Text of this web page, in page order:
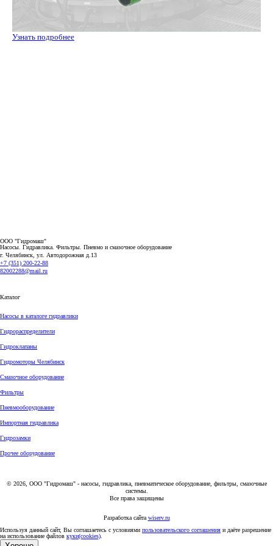
Узнать подробнее
ООО "Гидромаш"
Насосы. Гидравлика. Фильтры. Пневмо и смазочное оборудование
г. Челябинск, ул. Автодорожная д.13
+7 (351) 200-22-88
82002288@mail.ru
Каталог
Насосы в каталоге гидравлики
Гидрораспределители
Гидроклапаны
Гидромоторы Челябинск
Смазочное оборудование
Фильтры
Пневмооборудование
Импортная гидравлика
Гидрозамки
Прочее оборудование
© 2026, ООО "Гидромаш" - насосы, гидравлика, пневматическое оборудование, фильтры, смазочные
системы.
Все права защищены
Разработка сайта wiserv.ru
Используя данный сайт, Вы соглашаетесь с условиями пользовательского соглашения и даёте разрешение
на использование файлов куки(cookies)